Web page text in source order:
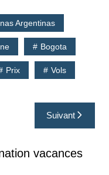
Argentinas
Bogota
Prix Vols
Suivant
vacances